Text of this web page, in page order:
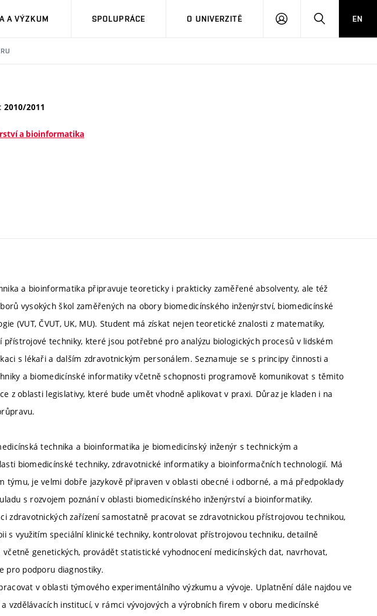
A VÝZKUM SPOLUPRÁCE O UNIVERZITĚ
PŘIHLÁSIT HLEDATEN
2010/2011
a bioinformatika
a bioinformatika připravuje teoreticky i prakticky zaměřené absolventy, ale též
vysokých škol zaměřených na obory biomedicínského inženýrství, biomedicínské
(VUT, ČVUT, UK, MU). Student má získat nejen teoretické znalosti z matematiky,
techniky, které jsou potřebné pro analýzu biologických procesů v lidském
s lékaři a dalším zdravotnickým personálem. Seznamuje se s principy činnosti a
a biomedicínské informatiky včetně schopnosti programově komunikovat s těmito
z oblasti legislativy, které bude umět vhodně aplikovat v praxi. Důraz je kladen i na
technika a bioinformatika je biomedicínský inženýr s technickým a
biomedicínské techniky, zdravotnické informatiky a bioinformačních technologií. Má
týmu, je velmi dobře jazykově připraven v oblasti obecné i odborné, a má předpoklady
s rozvojem poznání v oblasti biomedicínského inženýrství a bioinformatiky.
zdravotnických zařízení samostatně pracovat se zdravotnickou přístrojovou technikou,
s využitím speciální klinické techniky, kontrolovat přístrojovou techniku, detailně
genetických, provádět statistické vyhodnocení medicínských dat, navrhovat,
pro podporu diagnostiky.
v oblasti týmového experimentálního výzkumu a vývoje. Uplatnění dále najdou ve
vzdělávacích institucí, v rámci vývojových a výrobních firem v oboru medicínské